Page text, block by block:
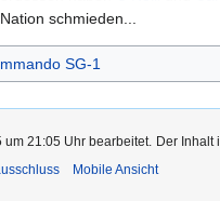
schmieden...
SG-1
um 21:05 Uhr bearbeitet. Der Inhalt
Mobile Ansicht